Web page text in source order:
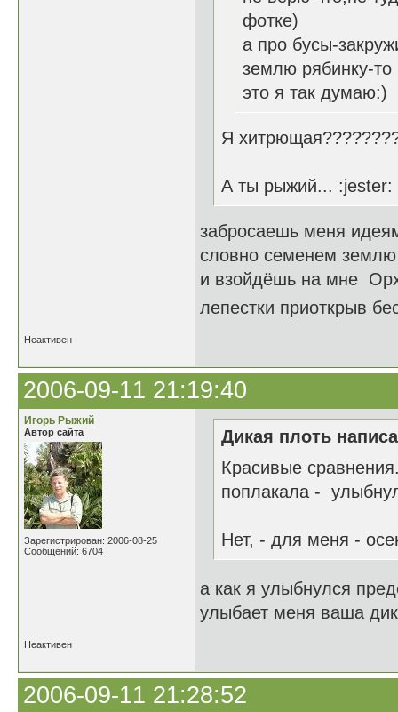
фотке)
а про бусы-
землю рябинку-
это я так думаю:)
Я
А ты рыжий... :jester:
забросаешь меня
словно семенем
и взойдёшь на мне
лепестки приоткрыв
Неактивен
2006-09-11 21:19:40
Игорь Рыжий
Автор сайта
Зарегистрирован: 2006-08-25
Сообщений: 6704
Дикая плоть
Красивые
поплакала -
Нет, - для меня -
а как я улыбнулся
улыбает меня ваша
Неактивен
2006-09-11 21:28:52